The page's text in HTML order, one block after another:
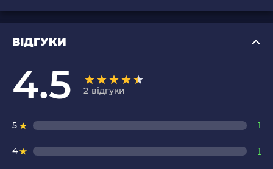
ВІДГУКИ
4.5 2 відгуки
5 1
4 1